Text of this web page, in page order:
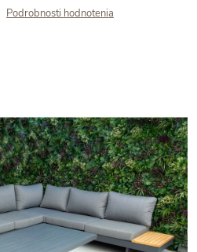
Podrobnosti hodnotenia